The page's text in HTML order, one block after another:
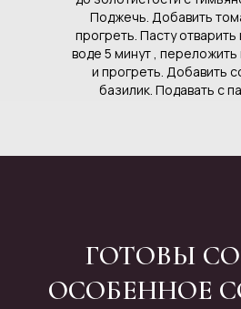
Поджечь. Добавить
прогреть. Пасту
воде 5 минут ,
и прогреть. Добавить
базилик. Подавать с
ГОТОВЫ
ОСОБЕННОЕ